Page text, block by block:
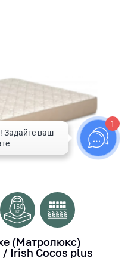
150
кг
(Матролюкс)
Irish Cocos plus
1